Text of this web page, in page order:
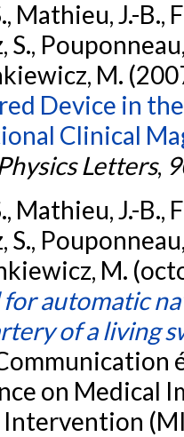
Mathieu, J.-B.,
S.,
M.
Device in
Clinical
Letters,
Mathieu, J.-B.,
S.,
M.
automatic
of a living
on Medical